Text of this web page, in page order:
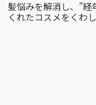
髪悩みを解消し、”経
くれたコスメをくわ